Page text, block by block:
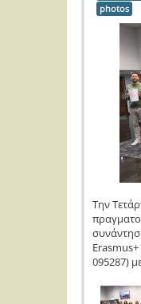
photos
Την
095287)